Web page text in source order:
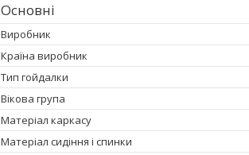
Основні
Виробник
Країна виробник
Тип гойдалки
Вікова група
Матеріал каркасу
Матеріал сидіння і спинки